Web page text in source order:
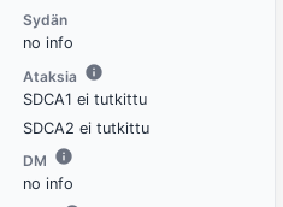
Sydän
no info
Ataksia
SDCA1 ei tutkittu
SDCA2 ei tutkittu
DM
no info